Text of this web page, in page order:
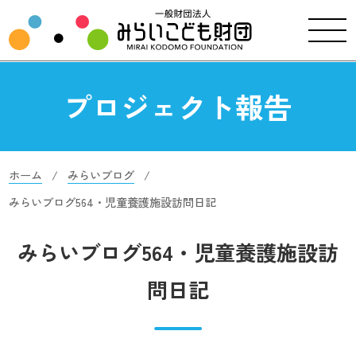
プロジェクト報告
ホーム
みらいブログ
みらいブログ564・児童養護施設訪問日記
みらいブログ564・児童養護施設訪
問日記